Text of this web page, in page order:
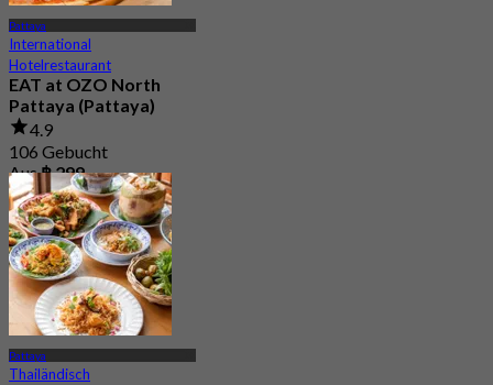
Pattaya
International
Hotelrestaurant
EAT at OZO North
Pattaya (Pattaya)
4.9
106 Gebucht
Aus฿ 299
Pattaya
Thailändisch